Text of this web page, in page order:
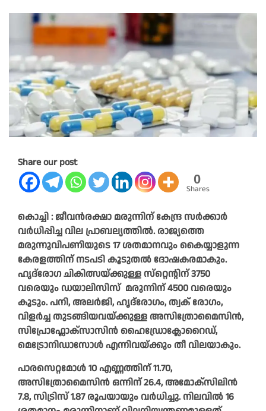
Share our post
0
Shares
കൊച്ചി : ജീവൻരക്ഷാ മരുന്നിന്‌ കേന്ദ്ര സർക്കാർ
വർധിപ്പിച്ച വില പ്രാബല്യത്തിൽ. രാജ്യത്തെ
മരുന്നുവിപണിയുടെ 17 ശതമാനവും കൈയ്യാളുന്ന
കേരളത്തിന്‌ നടപടി കൂടുതൽ ദോഷകരമാകും.
ഹൃദ്‌രോഗ ചികിത്സയ്‌ക്കുള്ള സ്‌റ്റെന്റിന്‌ 3750
വരെയും ഡയാലിസിസ്‌ മരുന്നിന്‌ 4500 വരെയും
കൂടും. പനി, അലർജി, ഹൃദ്‌രോഗം, ത്വക് രോഗം,
വിളർച്ച തുടങ്ങിയവയ്‌ക്കുള്ള അസിത്രോമൈസിൻ,
സിപ്രോഫ്ലോക്സാസിൻ ഹൈഡ്രോക്ലോറൈഡ്,
മെട്രോനിഡാസോൾ എന്നിവയ്‌ക്കും തീ വിലയാകും.
പാരസെറ്റമോൾ 10 എണ്ണത്തിന്‌ 11.70,
അസിത്രോമൈസിൻ ഒന്നിന്‌ 26.4, അമോക്സിലിൻ
7.8, സിട്രിസ്‌ 1.87 രൂപയായും വർധിച്ചു. നിലവിൽ 16